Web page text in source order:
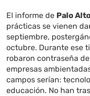
El informe de Palo
prácticas se vienen
septiembre,
octubre. Durante ese
robaron contraseña
empresas
campos serían:
educación. No han